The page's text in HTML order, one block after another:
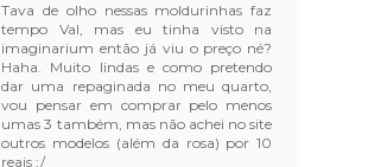
Tava de olho nessas moldurinhas faz
tempo Val, mas eu tinha visto na
imaginarium então já viu o preço né?
Haha. Muito lindas e como pretendo
dar uma repaginada no meu quarto,
vou pensar em comprar pelo menos
umas 3 também, mas não achei no site
outros modelos (além da rosa) por 10
reais :/